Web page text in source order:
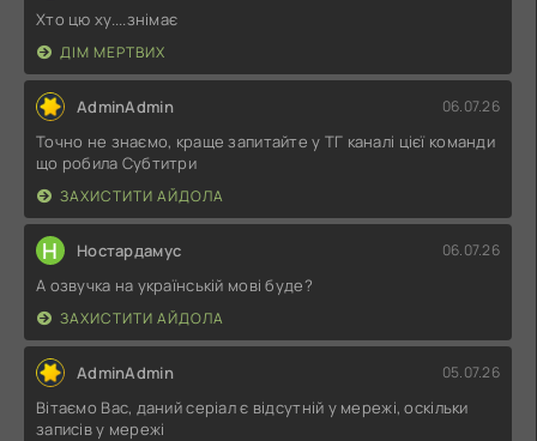
Хто цю ху....знімає
ДІМ МЕРТВИХ
AdminAdmin 06.07.26
Точно не знаємо, краще запитайте у ТГ каналі цієї команди
що робила Субтитри
ЗАХИСТИТИ АЙДОЛА
Н Ностардамус 06.07.26
А озвучка на українській мові буде?
ЗАХИСТИТИ АЙДОЛА
AdminAdmin 05.07.26
Вітаємо Вас, даний серіал є відсутній у мережі, оскільки
записів у мережі